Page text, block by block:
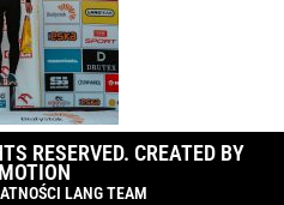
RESERVED. CREATED BY
LANG TEAM